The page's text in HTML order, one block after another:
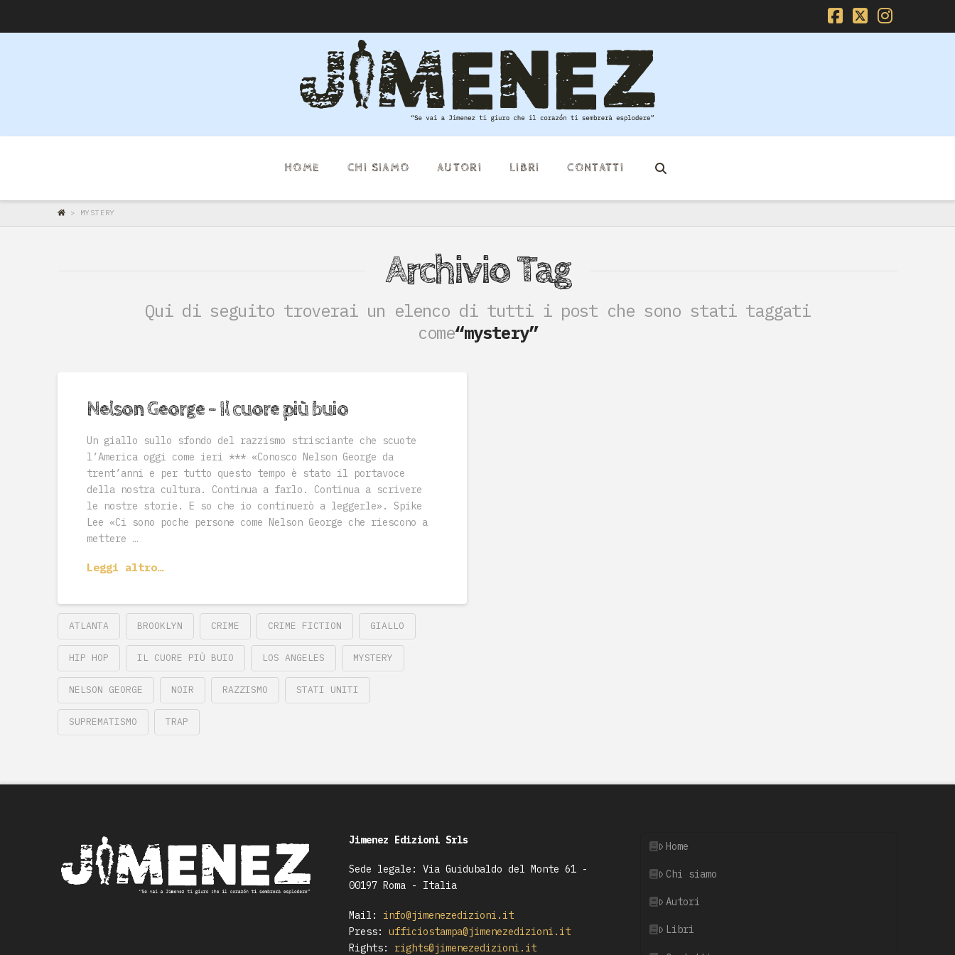
Facebook
X
HOME CHI SIAMO AUTORI LIBRI CONTATTI
> MYSTERY
Archivio Tag
Qui di seguito troverai un elenco di tutti i post che sono stati taggati
come“mystery”
Nelson George – Il cuore più buio
Un giallo sullo sfondo del razzismo strisciante che scuote
l’America oggi come ieri *** «Conosco Nelson George da
trent’anni e per tutto questo tempo è stato il portavoce
della nostra cultura. Continua a farlo. Continua a scrivere
le nostre storie. E so che io continuerò a leggerle». Spike
Lee «Ci sono poche persone come Nelson George che riescono a
mettere …
Leggi altro…
ATLANTA BROOKLYN CRIME CRIME FICTION GIALLO
HIP HOP IL CUORE PIÙ BUIO LOS ANGELES MYSTERY
NELSON GEORGE NOIR RAZZISMO STATI UNITI
SUPREMATISMO TRAP
Jimenez Edizioni Srls
Sede legale: Via Guidubaldo del Monte 61 -
00197 Roma - Italia
Mail:
info@jimenezedizioni.it
Press:
ufficiostampa@jimenezedizioni.it
Rights:
rights@jimenezedizioni.it
Home
Chi siamo
Autori
Libri